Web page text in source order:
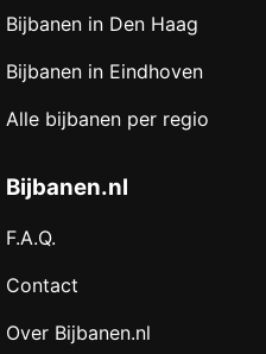
Bijbanen in Den Haag
Bijbanen in Eindhoven
Alle bijbanen per regio
Bijbanen.nl
F.A.Q.
Contact
Over Bijbanen.nl